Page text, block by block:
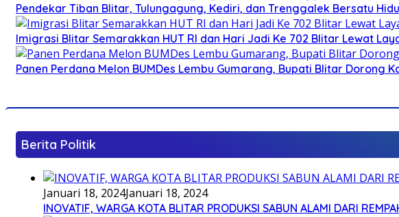
Pendekar Tiban Blitar, Tulungagung, Kediri, dan Trenggalek Bersatu
Imigrasi Blitar Semarakkan HUT RI dan Hari Jadi Ke 702 Blitar Lewat
Panen Perdana Melon BUMDes Lembu Gumarang, Bupati Blitar Dorong
Berita Politik
Januari 18, 2024Januari 18, 2024
INOVATIF, WARGA KOTA BLITAR PRODUKSI SABUN ALAMI DARI